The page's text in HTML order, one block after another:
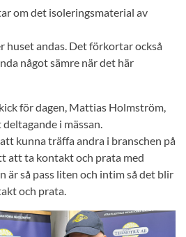
om det isoleringsmaterial av
huset andas. Det förkortar också
något sämre när det här
för dagen, Mattias Holmström,
i mässan.
kunna träffa andra i branschen på
att ta kontakt och prata med
är så pass liten och intim så det blir
och prata.